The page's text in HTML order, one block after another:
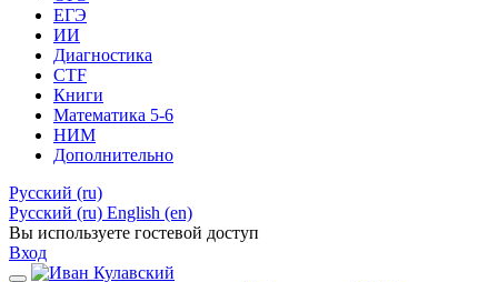
ЕГЭ
ИИ
Диагностика
CTF
Книги
Математика 5-6
НИМ
Дополнительно
Русский ‎(ru)‎
Русский ‎(ru)‎ English ‎(en)‎
Вы используете гостевой доступ
Вход